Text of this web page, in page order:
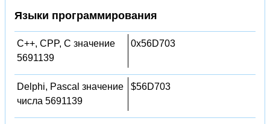
Языки программирования
C++, CPP, C значение
5691139
0x56D703
Delphi, Pascal значение
числа 5691139
$56D703